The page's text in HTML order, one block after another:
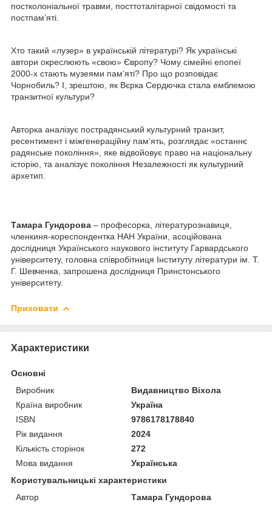
постколоніальної травми, посттоталітарної свідомості та
постпам’яті.
Хто такий «лузер» в українській літературі? Як українські
автори окреслюють «свою» Європу? Чому сімейні епопеї
2000-х стають музеями пам’яті? Про що розповідає
Чорнобиль? І, зрештою, як Вєрка Сердючка стала емблемою
транзитної культури?
Авторка аналізує пострадянський культурний транзит,
ресентимент і міжгенераційну пам’ять, розглядає «останнє
радянське покоління», яке відвойовує право на національну
історію, та аналізує покоління Незалежності як культурний
архетип.
Тамара Гундорова – професорка, літературознавиця,
членкиня-кореспондентка НАН України, асоційована
дослідниця Українського наукового інституту Гарвардського
університету, головна співробітниця Інституту літератури ім. Т.
Г. Шевченка, запрошена дослідниця Принстонського
університету.
Приховати
Характеристики
Основні
Виробник
Видавництво Віхола
Країна виробник
Україна
ISBN
9786178178840
Рік видання
2024
Кількість сторінок
272
Мова видання
Українська
Користувальницькі характеристики
Автор
Тамара Гундорова